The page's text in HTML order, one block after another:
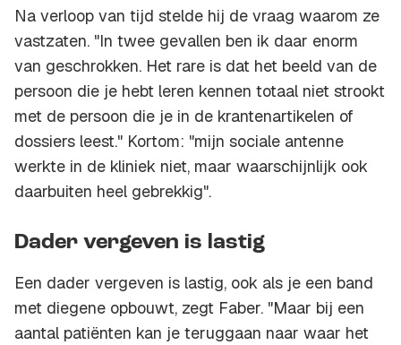
Na verloop van tijd stelde hij de vraag waarom ze
vastzaten. "In twee gevallen ben ik daar enorm
van geschrokken. Het rare is dat het beeld van de
persoon die je hebt leren kennen totaal niet strookt
met de persoon die je in de krantenartikelen of
dossiers leest." Kortom: "mijn sociale antenne
werkte in de kliniek niet, maar waarschijnlijk ook
daarbuiten heel gebrekkig".
Dader vergeven is lastig
Een dader vergeven is lastig, ook als je een band
met diegene opbouwt, zegt Faber. "Maar bij een
aantal patiënten kan je teruggaan naar waar het